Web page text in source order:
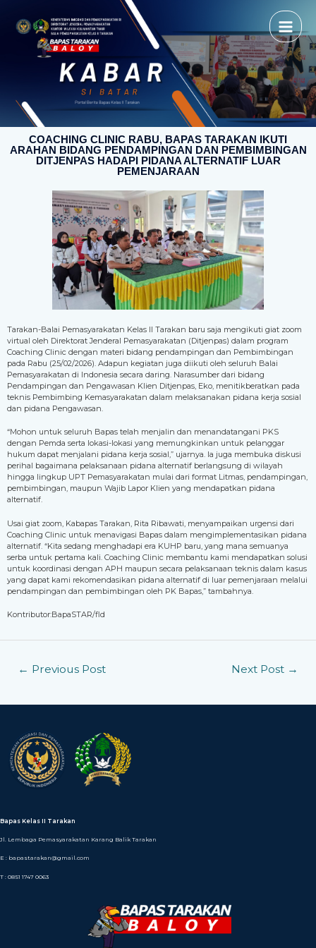
COACHING CLINIC RABU, BAPAS TARAKAN IKUTI
ARAHAN BIDANG PENDAMPINGAN DAN PEMBIMBINGAN
DITJENPAS HADAPI PIDANA ALTERNATIF LUAR
PEMENJARAAN
Tarakan-Balai Pemasyarakatan Kelas II Tarakan baru saja mengikuti giat zoom
virtual oleh Direktorat Jenderal Pemasyarakatan (Ditjenpas) dalam program
Coaching Clinic dengan materi bidang pendampingan dan Pembimbingan
pada Rabu (25/02/2026). Adapun kegiatan juga diikuti oleh seluruh Balai
Pemasyarakatan di Indonesia secara daring. Narasumber dari bidang
Pendampingan dan Pengawasan Klien Ditjenpas, Eko, menitikberatkan pada
teknis Pembimbing Kemasyarakatan dalam melaksanakan pidana kerja sosial
dan pidana Pengawasan.
“Mohon untuk seluruh Bapas telah menjalin dan menandatangani PKS
dengan Pemda serta lokasi-lokasi yang memungkinkan untuk pelanggar
hukum dapat menjalani pidana kerja sosial,” ujarnya. Ia juga membuka diskusi
perihal bagaimana pelaksanaan pidana alternatif berlangsung di wilayah
hingga lingkup UPT Pemasyarakatan mulai dari format Litmas, pendampingan,
pembimbingan, maupun Wajib Lapor Klien yang mendapatkan pidana
alternatif.
Usai giat zoom, Kabapas Tarakan, Rita Ribawati, menyampaikan urgensi dari
Coaching Clinic untuk menavigasi Bapas dalam mengimplementasikan pidana
alternatif. “Kita sedang menghadapi era KUHP baru, yang mana semuanya
serba untuk pertama kali. Coaching Clinic membantu kami mendapatkan solusi
untuk koordinasi dengan APH maupun secara pelaksanaan teknis dalam kasus
yang dapat kami rekomendasikan pidana alternatif di luar pemenjaraan melalui
pendampingan dan pembimbingan oleh PK Bapas,” tambahnya.
Kontributor:BapaSTAR/fld
← Previous Post Next Post →
Bapas Kelas II Tarakan
Jl. Lembaga Pemasyarakatan Karang Balik Tarakan
E : bapastarakan@gmail.com
T : 0851 1747 0063